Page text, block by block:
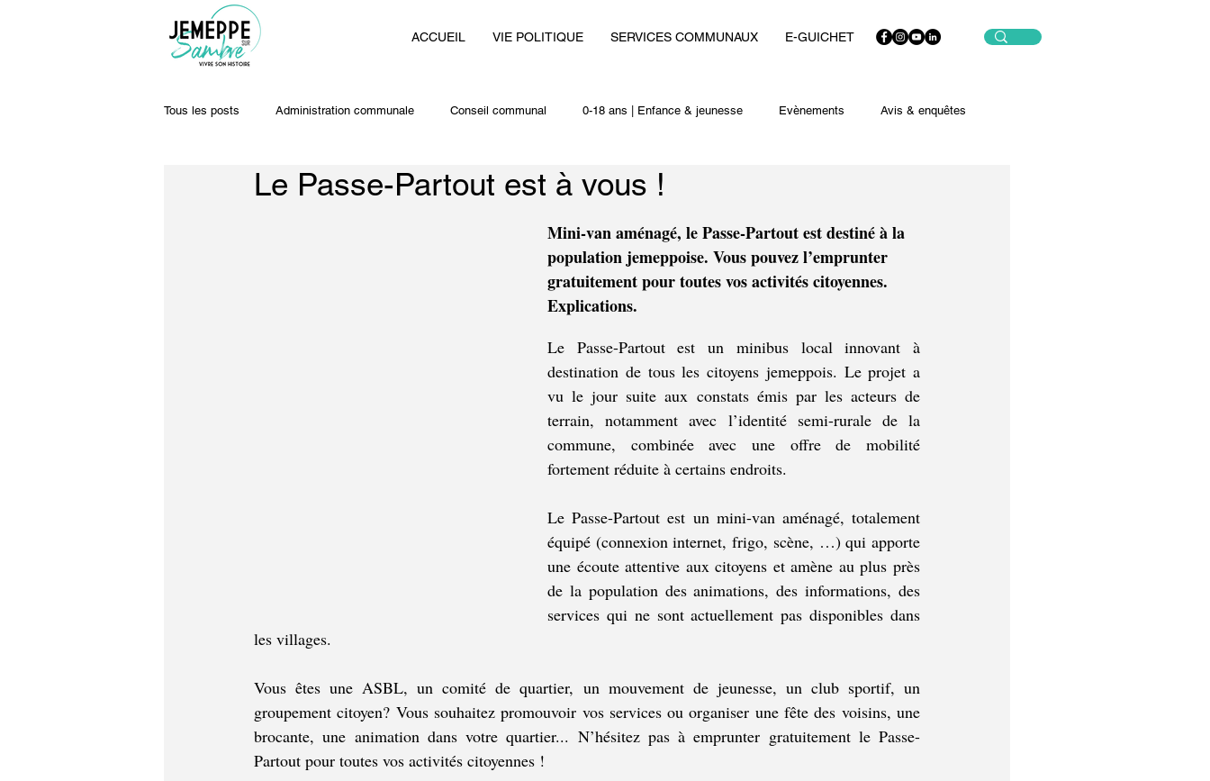
ACCUEIL VIE POLITIQUE SERVICES COMMUNAUX E-GUICHET
Tous les posts Administration communale Conseil communal 0-18 ans | Enfance & jeunesse Evènements Avis & enquêtes
Travaux & voiries Offres d'emploi Autres actualités
Le Passe-Partout est à vous !
Mini-van aménagé, le Passe-Partout est destiné à la
population jemeppoise. Vous pouvez l’emprunter
gratuitement pour toutes vos activités citoyennes.
Explications.
Le Passe-Partout est un minibus local innovant à
destination de tous les citoyens jemeppois. Le projet a
vu le jour suite aux constats émis par les acteurs de
terrain, notamment avec l’identité semi-rurale de la
commune, combinée avec une offre de mobilité
fortement réduite à certains endroits.
Le Passe-Partout est un mini-van aménagé, totalement
équipé (connexion internet, frigo, scène, …) qui apporte
une écoute attentive aux citoyens et amène au plus près
de la population des animations, des informations, des
services qui ne sont actuellement pas disponibles dans
les villages.
Vous êtes une ASBL, un comité de quartier, un mouvement de jeunesse, un club sportif, un
groupement citoyen? Vous souhaitez promouvoir vos services ou organiser une fête des voisins, une
brocante, une animation dans votre quartier... N’hésitez pas à emprunter gratuitement le Passe-
Partout pour toutes vos activités citoyennes !